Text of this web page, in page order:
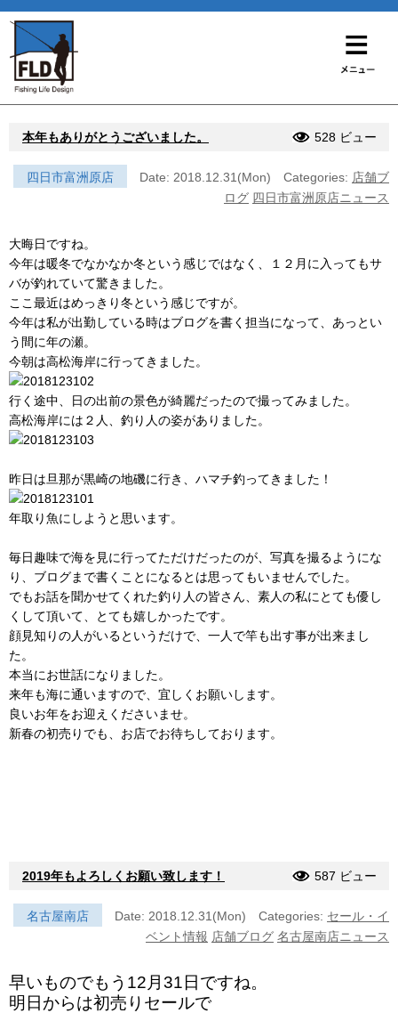
本年もありがとうございました。 528 ビュー
四日市富洲原店 Date: 2018.12.31(Mon) Categories: 店舗ブ
ログ 四日市富洲原店ニュース
大晦日ですね。
今年は暖冬でなかなか冬という感じではなく、１２月に入ってもサ
バが釣れていて驚きました。
ここ最近はめっきり冬という感じですが。
今年は私が出勤している時はブログを書く担当になって、あっとい
う間に年の瀬。
今朝は高松海岸に行ってきました。
行く途中、日の出前の景色が綺麗だったので撮ってみました。
高松海岸には２人、釣り人の姿がありました。
昨日は旦那が黒崎の地磯に行き、ハマチ釣ってきました！
年取り魚にしようと思います。
毎日趣味で海を見に行ってただけだったのが、写真を撮るようにな
り、ブログまで書くことになるとは思ってもいませんでした。
でもお話を聞かせてくれた釣り人の皆さん、素人の私にとても優し
くして頂いて、とても嬉しかったです。
顔見知りの人がいるというだけで、一人で竿も出す事が出来まし
た。
本当にお世話になりました。
来年も海に通いますので、宜しくお願いします。
良いお年をお迎えくださいませ。
新春の初売りでも、お店でお待ちしております。
2019年もよろしくお願い致します！ 587 ビュー
名古屋南店 Date: 2018.12.31(Mon) Categories: セール・イ
ベント情報 店舗ブログ 名古屋南店ニュース
早いものでもう12月31日ですね。
明日からは初売りセールで